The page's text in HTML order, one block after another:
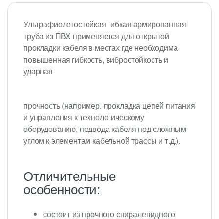
Ультрафиолетостойкая гибкая армированная
труба из ПВХ применяется для открытой
прокладки кабеля в местах где необходима
повышенная гибкость, вибростойкость и
ударная
прочность (например, прокладка цепей питания
и управления к технологическому
оборудованию, подвода кабеля под сложным
углом к элементам кабельной трассы и т.д.).
Отличительные
особенности:
состоит из прочного спиралевидного